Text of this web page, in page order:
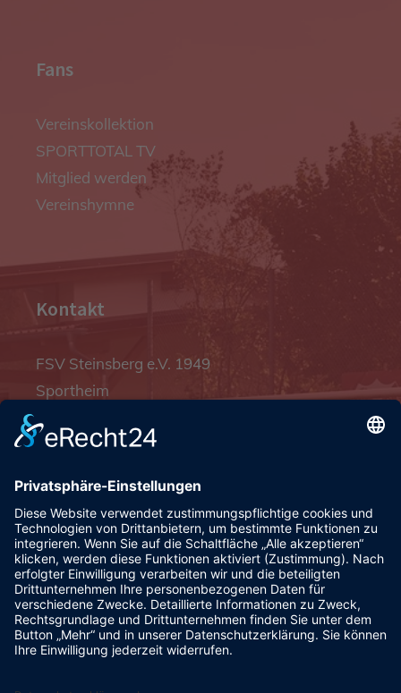
Fans
Vereinskollektion
SPORTTOTAL TV
Mitglied werden
Vereinshymne
Kontakt
FSV Steinsberg e.V. 1949
Sportheim
93128 Steinsberg
pr@fsv-steinsberg.de
Social